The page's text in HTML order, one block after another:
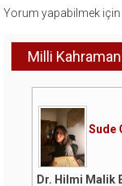
Yorum yapabilmek için
Milli
Sude
Dr. Hilmi Malik